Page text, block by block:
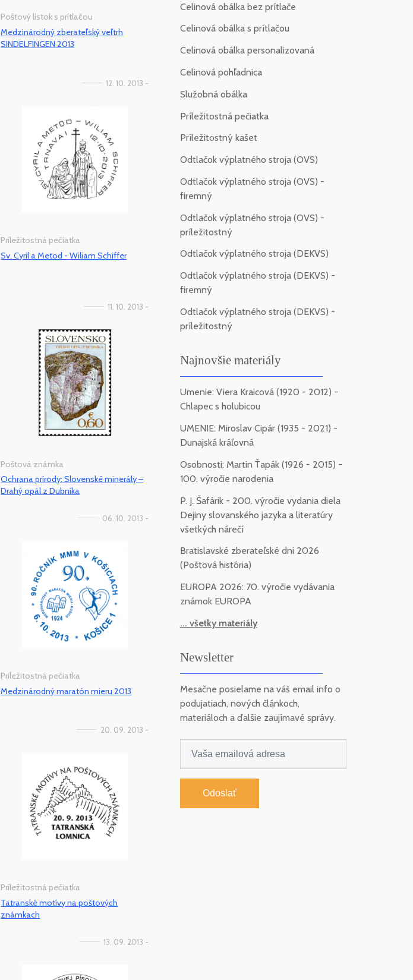
Poštový lístok s prítlačou
Medzinárodný zberateľský veľtrh
SINDELFINGEN 2013
12. 10. 2013 -
Príležitostná pečiatka
Sv. Cyril a Metod - Wiliam Schiffer
11. 10. 2013 -
Poštová známka
Ochrana prírody: Slovenské minerály –
Drahý opál z Dubníka
06. 10. 2013 -
Príležitostná pečiatka
Medzinárodný maratón mieru 2013
20. 09. 2013 -
Príležitostná pečiatka
Tatranské motívy na poštových
známkach
13. 09. 2013 -
Celinová obálka bez prítlače
Celinová obálka s prítlačou
Celinová obálka personalizovaná
Celinová pohľadnica
Služobná obálka
Príležitostná pečiatka
Príležitostný kašet
Odtlačok výplatného stroja (OVS)
Odtlačok výplatného stroja (OVS) -
firemný
Odtlačok výplatného stroja (OVS) -
príležitostný
Odtlačok výplatného stroja (DEKVS)
Odtlačok výplatného stroja (DEKVS) -
firemný
Odtlačok výplatného stroja (DEKVS) -
príležitostný
Najnovšie materiály
Umenie: Viera Kraicová (1920 - 2012) -
Chlapec s holubicou
UMENIE: Miroslav Cipár (1935 - 2021) -
Dunajská kráľovná
Osobnosti: Martin Ťapák (1926 - 2015) -
100. výročie narodenia
P. J. Šafárik - 200. výročie vydania diela
Dejiny slovanského jazyka a literatúry
všetkých nárečí
Bratislavské zberateľské dni 2026
(Poštová história)
EUROPA 2026: 70. výročie vydávania
známok EUROPA
... všetky materiály
Newsletter
Mesačne posielame na váš email info o
podujatiach, nových článkoch,
materiáloch a ďalšie zaujímavé správy.
Odoslať